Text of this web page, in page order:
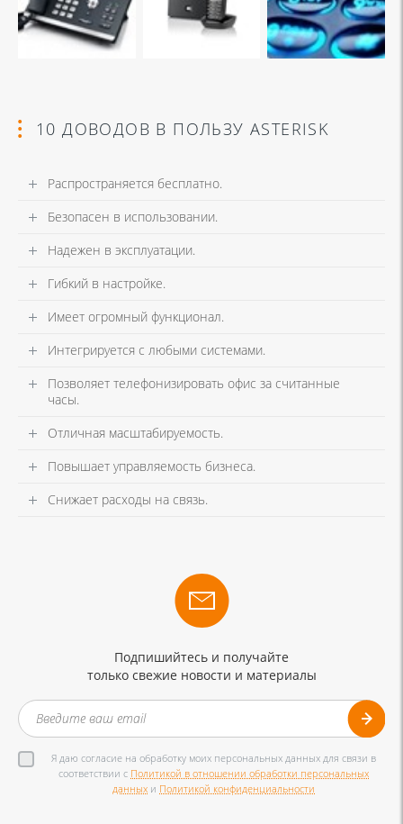
10 ДОВОДОВ В ПОЛЬЗУ ASTERISK
Распространяется бесплатно.
Безопасен в использовании.
Надежен в эксплуатации.
Гибкий в настройке.
Имеет огромный функционал.
Интегрируется с любыми системами.
Позволяет телефонизировать офис за считанные
часы.
Отличная масштабируемость.
Повышает управляемость бизнеса.
Снижает расходы на связь.
Подпишийтесь и получайте
только свежие новости и материалы
Я даю согласие на обработку моих персональных данных для связи в
соответствии с Политикой в отношении обработки персональных
данных и Политикой конфиденциальности